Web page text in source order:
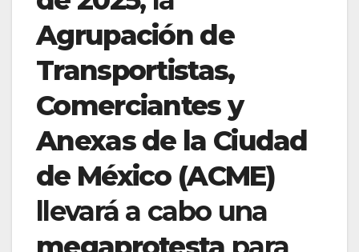
Agrupación de
Transportistas,
Comerciantes y
Anexas de la Ciudad
de México (ACME)
llevará a cabo una